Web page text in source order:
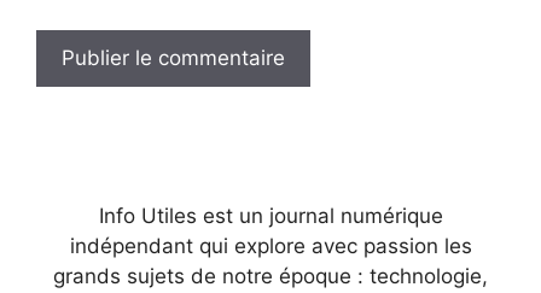
Info Utiles est un journal numérique
indépendant qui explore avec passion les
grands sujets de notre époque : technologie,